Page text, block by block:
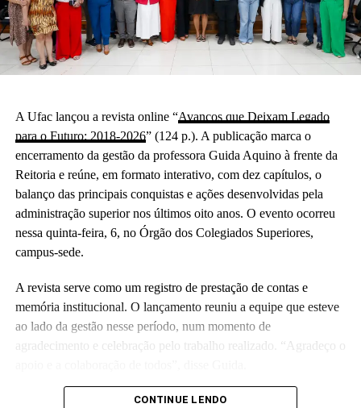
A Ufac lançou a revista online “Avanços que Deixam Legado
para o Futuro: 2018-2026” (124 p.). A publicação marca o
encerramento da gestão da professora Guida Aquino à frente da
Reitoria e reúne, em formato interativo, com dez capítulos, o
balanço das principais conquistas e ações desenvolvidas pela
administração superior nos últimos oito anos. O evento ocorreu
nessa quinta-feira, 6, no Órgão dos Colegiados Superiores,
campus-sede.
A revista serve como um registro de prestação de contas e
memória institucional. O lançamento reuniu a equipe que esteve
ao lado da gestão nesse período, num momento de
agradecimento e celebração pelo trabalho realizado. “Agradeço o
(Camila Barbosa, estagiária Ascom/Ufac)
CONTINUE LENDO